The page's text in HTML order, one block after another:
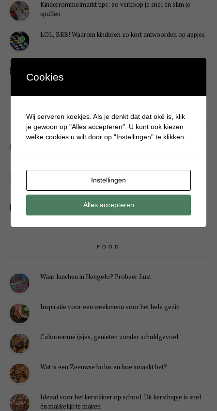
Kinderrommelmarkt tips: zo verkoop je snel én slim je
spullen
LOL, BRB! Waarom kinderen zo kort antwoorden op appjes
Simpele DIY: Maak een geurroos van watten
Kerstengel maken van een houten wasknijper
Sneeuwpopkrans maken om bij de voordeur te hangen
FOOD
Waar lunchen in Hengelo? Probeer Lust
Inspiratie voor een weekmenu voor het hele gezin
Caloriearme ijsjes, genieten zonder schuldgevoel
Wat is een Zeeuwse bolus en hoe smaakt het?
Ideaal voor het kerstdiner op school. Dit kersthapje is snel
én makkelijk te maken
Cookies
Wij serveren koekjes. Als je denkt dat dat oké is, klik
je gewoon op "Alles accepteren". U kunt ook kiezen
welke cookies u wilt door op "Instellingen" te klikken.
Instellingen
Alles accepteren